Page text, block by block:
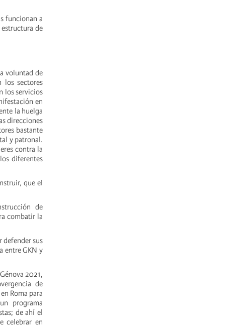
funcionan a
de
voluntad de
los sectores
los servicios
en
la huelga
direcciones
bastante
y patronal.
contra la
diferentes
que el
de
combatir la
defender sus
entre GKN y
2021,
de
Roma para
programa
de ahí el
celebrar en